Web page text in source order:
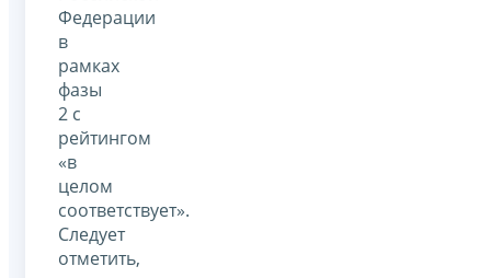
Федерации
в
рамках
фазы
2 с
рейтингом
«в
целом
соответствует».
Следует
отметить,